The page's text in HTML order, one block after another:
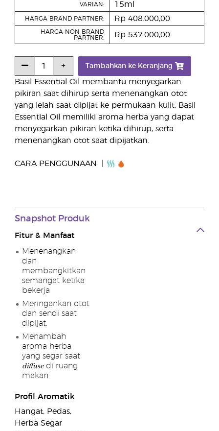
Basil Essential Oil membantu menyegarkan
pikiran saat dihirup serta menenangkan otot
yang lelah saat dipijat ke permukaan kulit. Basil
Essential Oil memiliki aroma herba yang dapat
menyegarkan pikiran ketika dihirup, serta
menenangkan otot saat dipijatkan.
CARA PENGGUNAAN
VARIAN: 15ml
HARGA BRAND PARTNER: Rp 408.000,00
HARGA NON BRAND
PARTNER:
Rp 537.000,00
Tambahkan ke Keranjang
Snapshot Produk
Fitur & Manfaat
Menenangkan
dan
membangkitkan
semangat ketika
bekerja
Meringankan otot
dan sendi saat
dipijat.
Menambah
aroma herba
yang segar saat
diffusedi ruang
makan
Profil Aromatik
Hangat, Pedas,
Herba Segar